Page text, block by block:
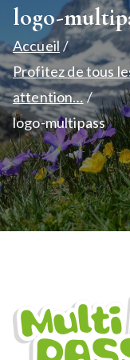
logo-
Accueil
Profitez de tous
attention…
logo-multipass